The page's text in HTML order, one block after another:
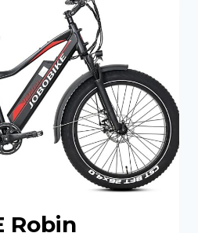
Robin